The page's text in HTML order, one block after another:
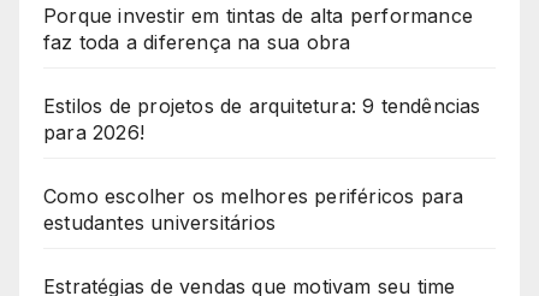
Porque investir em tintas de alta performance
faz toda a diferença na sua obra
Estilos de projetos de arquitetura: 9 tendências
para 2026!
Como escolher os melhores periféricos para
estudantes universitários
Estratégias de vendas que motivam seu time